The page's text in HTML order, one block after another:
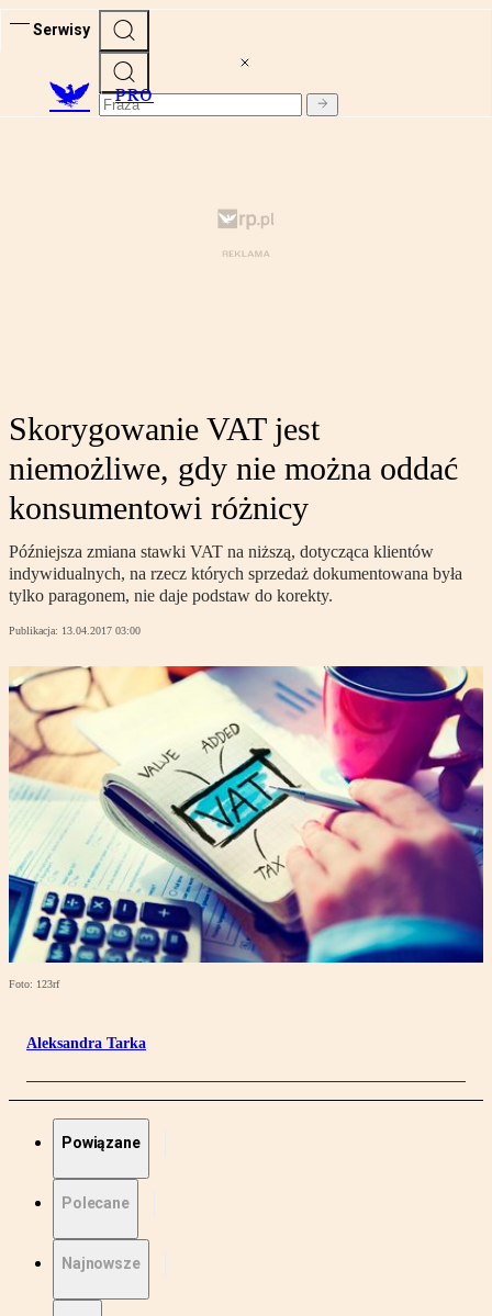
Serwisy
PRO
Skorygowanie VAT jest
niemożliwe, gdy nie można oddać
konsumentowi różnicy
Późniejsza zmiana stawki VAT na niższą, dotycząca klientów
indywidualnych, na rzecz których sprzedaż dokumentowana była
tylko paragonem, nie daje podstaw do korekty.
Publikacja: 13.04.2017 03:00
Foto: 123rf
Aleksandra Tarka
Powiązane
Polecane
Najnowsze